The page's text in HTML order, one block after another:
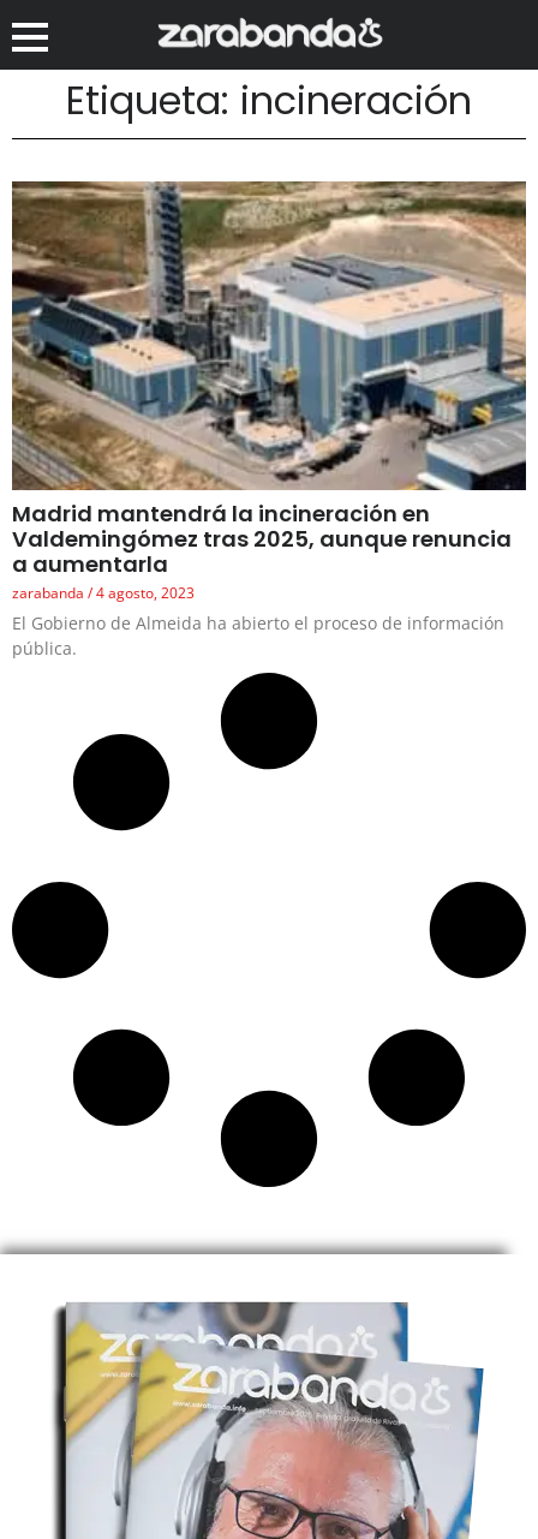
Etiqueta: incineración
Madrid mantendrá la incineración en
Valdemingómez tras 2025, aunque renuncia
a aumentarla
zarabanda 4 agosto, 2023
El Gobierno de Almeida ha abierto el proceso de información
pública.